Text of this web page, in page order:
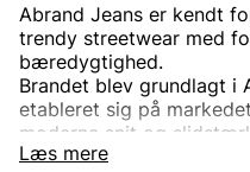
Læs mere
Abrand Jeans er kendt
trendy streetwear med
bæredygtighed.
Brandet blev grundlagt i
etableret sig på
moderne snit og
Abrand tilbyder et bredt